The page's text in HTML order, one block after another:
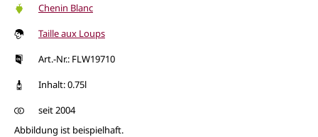
Chenin Blanc
Taille aux Loups
Art.-Nr.: FLW19710
Inhalt: 0.75l
seit 2004
Abbildung ist beispielhaft.